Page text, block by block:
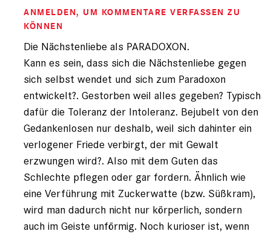
Dirk
Kleinjakob
registriert)
ANMELDEN, UM KOMMENTARE VERFASSEN ZU
KÖNNEN
Die Nächstenliebe als PARADOXON.
Kann es sein, dass sich die Nächstenliebe gegen
sich selbst wendet und sich zum Paradoxon
entwickelt?. Gestorben weil alles gegeben? Typisch
dafür die Toleranz der Intoleranz. Bejubelt von den
Gedankenlosen nur deshalb, weil sich dahinter ein
verlogener Friede verbirgt, der mit Gewalt
erzwungen wird?. Also mit dem Guten das
Schlechte pflegen oder gar fordern. Ähnlich wie
eine Verführung mit Zuckerwatte (bzw. Süßkram),
wird man dadurch nicht nur körperlich, sondern
auch im Geiste unförmig. Noch kurioser ist, wenn